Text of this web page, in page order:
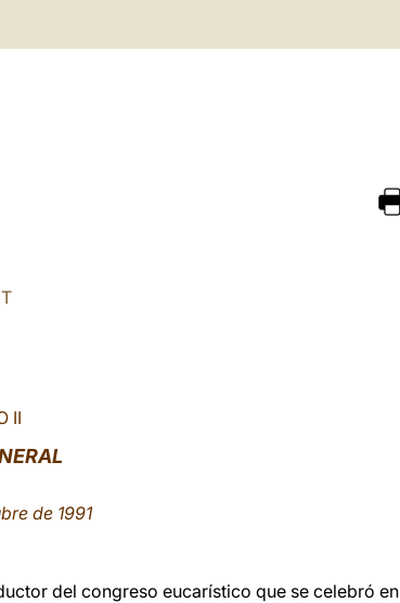
II
de 1991
del congreso eucarístico que se celebró en